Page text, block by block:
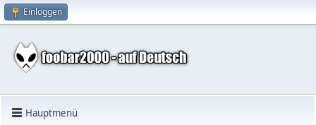
Einloggen
Hauptmenü